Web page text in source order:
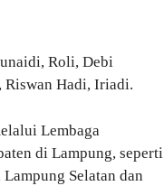
Roli, Debi
Riswan Hadi, Iriadi.
Lembaga
di Lampung, seperti
Selatan dan